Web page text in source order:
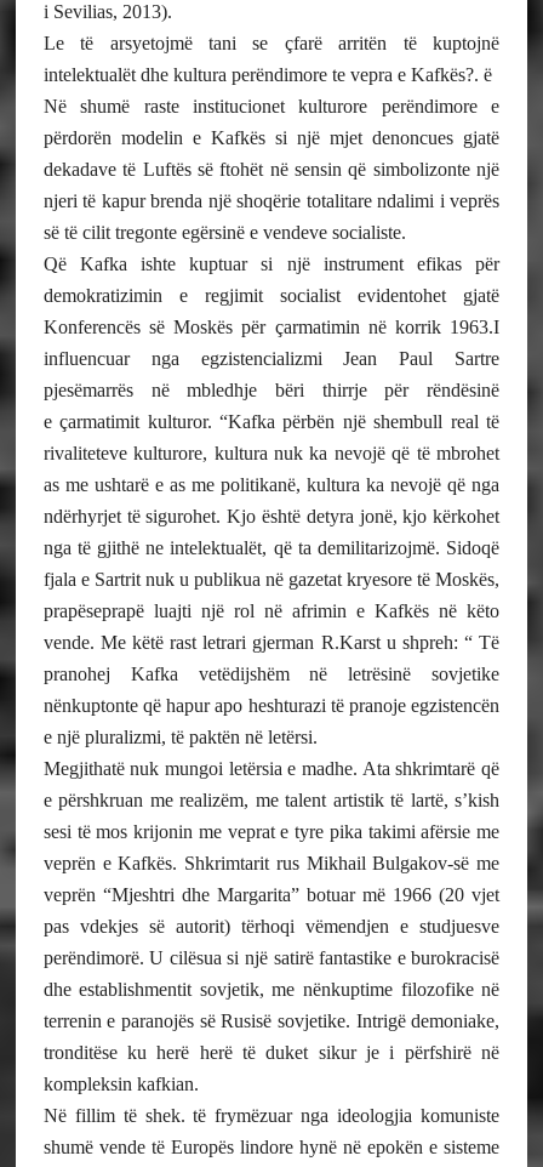
i Sevilias, 2013).
Le të arsyetojmë tani se çfarë arritën të kuptojnë
intelektualët dhe kultura perëndimore te vepra e Kafkës?. ë
Në shumë raste institucionet kulturore perëndimore e
përdorën modelin e Kafkës si një mjet denoncues gjatë
dekadave të Luftës së ftohët në sensin që simbolizonte një
njeri të kapur brenda një shoqërie totalitare ndalimi i veprës
së të cilit tregonte egërsinë e vendeve socialiste.
Që Kafka ishte kuptuar si një instrument efikas për
demokratizimin e regjimit socialist evidentohet gjatë
Konferencës së Moskës për çarmatimin në korrik 1963.I
influencuar nga egzistencializmi Jean Paul Sartre
pjesëmarrës në mbledhje bëri thirrje për rëndësinë
e çarmatimit kulturor. “Kafka përbën një shembull real të
rivaliteteve kulturore, kultura nuk ka nevojë që të mbrohet
as me ushtarë e as me politikanë, kultura ka nevojë që nga
ndërhyrjet të sigurohet. Kjo është detyra jonë, kjo kërkohet
nga të gjithë ne intelektualët, që ta demilitarizojmë. Sidoqë
fjala e Sartrit nuk u publikua në gazetat kryesore të Moskës,
prapëseprapë luajti një rol në afrimin e Kafkës në këto
vende. Me këtë rast letrari gjerman R.Karst u shpreh: “ Të
pranohej Kafka vetëdijshëm në letrësinë sovjetike
nënkuptonte që hapur apo heshturazi të pranoje egzistencën
e një pluralizmi, të paktën në letërsi.
Megjithatë nuk mungoi letërsia e madhe. Ata shkrimtarë që
e përshkruan me realizëm, me talent artistik të lartë, s’kish
sesi të mos krijonin me veprat e tyre pika takimi afërsie me
veprën e Kafkës. Shkrimtarit rus Mikhail Bulgakov-së me
veprën “Mjeshtri dhe Margarita” botuar më 1966 (20 vjet
pas vdekjes së autorit) tërhoqi vëmendjen e studjuesve
perëndimorë. U cilësua si një satirë fantastike e burokracisë
dhe establishmentit sovjetik, me nënkuptime filozofike në
terrenin e paranojës së Rusisë sovjetike. Intrigë demoniake,
tronditëse ku herë herë të duket sikur je i përfshirë në
kompleksin kafkian.
Në fillim të shek. të frymëzuar nga ideologjia komuniste
shumë vende të Europës lindore hynë në epokën e sisteme